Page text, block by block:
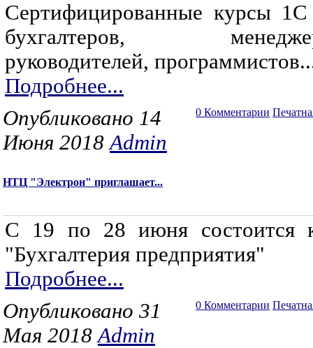
Сертифицированные курсы 1С
бухгалтеров,
руководителей,
Подробнее...
0 Комментарии
Опубликовано 14
Июня 2018Admin
НТЦ "Электрон" приглашает...
С 19 по 28 июня состоится
"Бухгалтерия предприятия"
Подробнее...
0 Комментарии
Опубликовано 31
Мая 2018Admin